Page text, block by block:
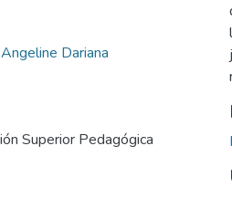
Dariana
Superior Pedagógica